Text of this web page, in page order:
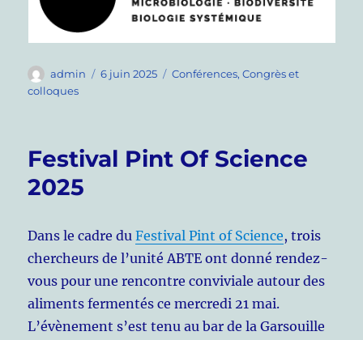
Auteur
admin
Publié
6 juin 2025 Catégories
Conférences,Congrès et
colloques
Festival Pint Of Science
2025
Dans le cadre duFestival Pint of Science, trois
chercheurs de l’unité ABTE ont donné rendez-
vous pour une rencontre conviviale autour des
aliments fermentés ce mercredi 21 mai.
L’évènement s’est tenu au bar de la Garsouille